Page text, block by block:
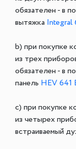
обязателен - в
вытяжка Integral
b) при покупке
из трех
обязателен - в
панель HEV 641
c) при покупке
из четырех
встраиваемый